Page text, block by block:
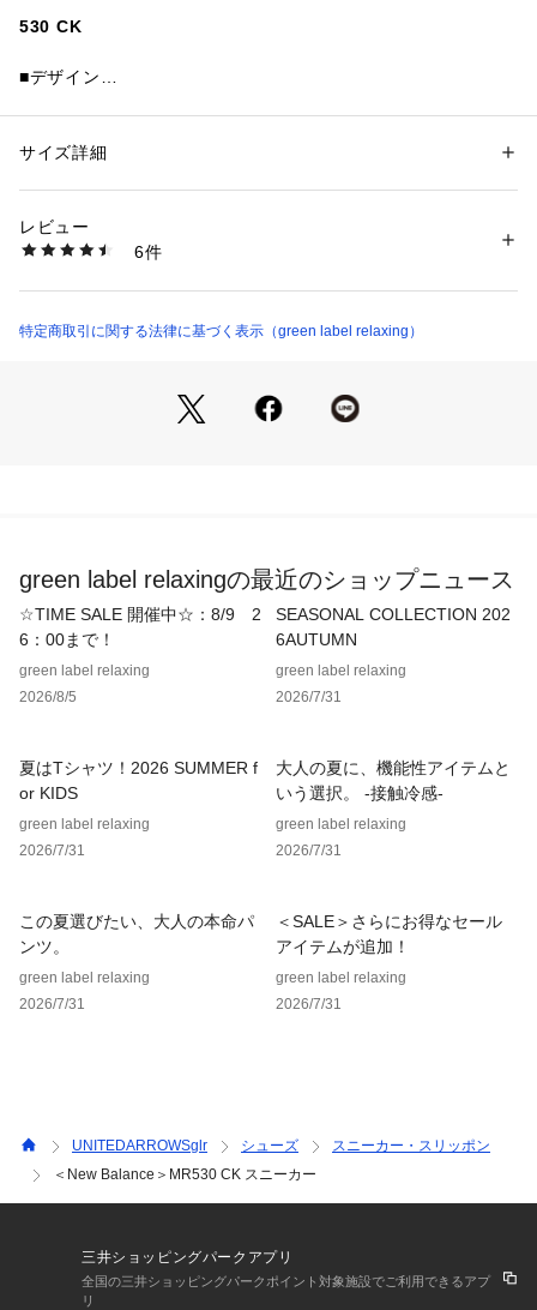
530 CK
■デザイン
を活かした流麗なアッパーデザイン、快適な履き心地を提供す
ンビネーションをニューバランスグレイで提案。
＜New Balance（ニューバランス）＞
社名の由来は、履いた人に”新しい（new）、バランス（balan
て変わることはない。
【注意事項】
意書き」、「洗濯表示」を必ずご確認ください。
※商品画像は、光の当たり具合やパソコンなどの閲覧環境によ
めご了承ください。
※商品の色味の目安は、商品単体の画像をご参照ください。
※シューズの重量は、シューズ本体のみ両足の重量となりま
す。箱や付属品は計測に含まれません。
※商品に不良が無い場合、包装紙および箱の破損がございまし
店舗へお問い合わせの際は、全国のgreen label relaxing各店
舗まで下記の品名/品番をお申し付けください。
品名：SC NB MR530 CK  品番：32314992247
性別：メンズ
洗濯：-
※詳しい洗濯方法については、商品の品質表示タグをご覧ください
32314992247 （ショップ）
サイズ詳細
レビュー
6件
特定商取引に関する法律に基づく表示（green label relaxing）
green label relaxingの最近のショップニュース
☆TIME SALE 開催中☆：8/9 2
6：00まで！
green label relaxing
2026/8/5
SEASONAL COLLECTION 202
6AUTUMN
green label relaxing
2026/7/31
夏はTシャツ！2026 SUMMER f
or KIDS
green label relaxing
2026/7/31
大人の夏に、機能性アイテムと
いう選択。 -接触冷感-
green label relaxing
2026/7/31
この夏選びたい、大人の本命パ
ンツ。
green label relaxing
2026/7/31
＜SALE＞さらにお得なセール
アイテムが追加！
green label relaxing
2026/7/31
UNITEDARROWSglr シューズ
スニーカー・スリッポン
＜New Balance＞MR530 CK スニーカー
三井ショッピングパークアプリ
全国の三井ショッピングパークポイント対象施設でご利用できるアプ
リ